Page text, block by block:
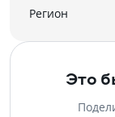
Регион
Это